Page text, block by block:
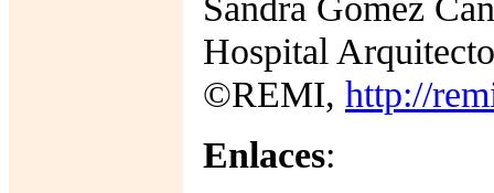
Hospital
©REMI, http://
Enlaces: